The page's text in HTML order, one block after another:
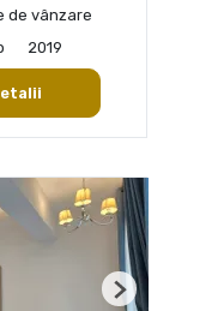
de vânzare
2019
Next